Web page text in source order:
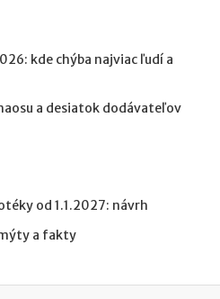
kde chýba najviac ľudí a
a desiatok dodávateľov
od 1.1.2027: návrh
a fakty